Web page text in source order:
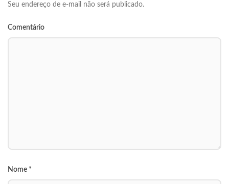
Seu endereço de e-mail não será publicado.
Comentário
Nome *